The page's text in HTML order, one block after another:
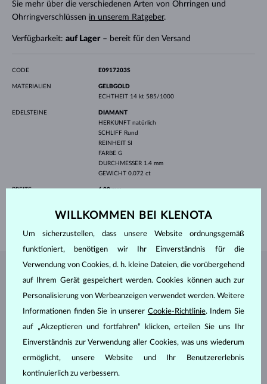
Sie mehr über die verschiedenen Arten von Ohrringen und
Ohrringverschlüssen in unserem Ratgeber.
Verfügbarkeit: auf Lager– bereit für den Versand
CODE E0917203S
MATERIALIEN
GELBGOLD
ECHTHEIT 14 kt 585/1000
EDELSTEINE
DIAMANT
HERKUNFT natürlich
SCHLIFF Rund
REINHEIT SI
FARBE G
DURCHMESSER 1.4 mm
GEWICHT 0.072 ct
BREITE 6.00 mm
SCHMUCK AUS DEMKLENOTA ATELIER
WILLKOMMEN BEI KLENOTA
Um sicherzustellen, dass unsere Website ordnungsgemäß
funktioniert, benötigen wir Ihr Einverständnis für die
Verwendung von Cookies, d. h. kleine Dateien, die vorübergehend
auf Ihrem Gerät gespeichert werden. Cookies können auch zur
Personalisierung von Werbeanzeigen verwendet werden. Weitere
Informationen finden Sie in unserer Cookie-Richtlinie. Indem Sie
auf „Akzeptieren und fortfahren“ klicken, erteilen Sie uns Ihr
Einverständnis zur Verwendung aller Cookies, was uns wiederum
ermöglicht, unsere Website und Ihr Benutzererlebnis
kontinuierlich zu verbessern.